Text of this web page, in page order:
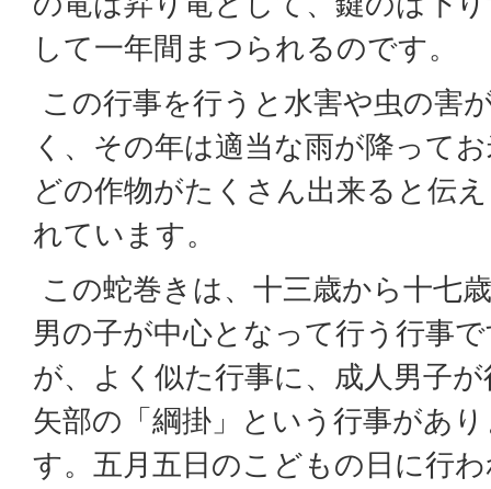
して一年間まつられるのです。
この行事を行うと水害や虫の害
く、その年は適当な雨が降って
どの作物がたくさん出来ると伝
れています。
この蛇巻きは、十三歳から十七
男の子が中心となって行う行事
が、よく似た行事に、成人男子が
矢部の「綱掛」という行事があ
す。五月五日のこどもの日に行